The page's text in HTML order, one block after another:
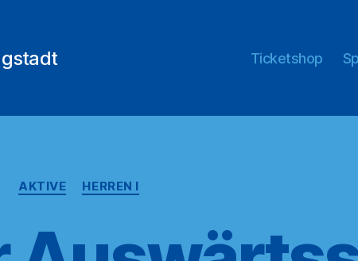
Ticketshop
Kategorien
AKTIVE HERREN I